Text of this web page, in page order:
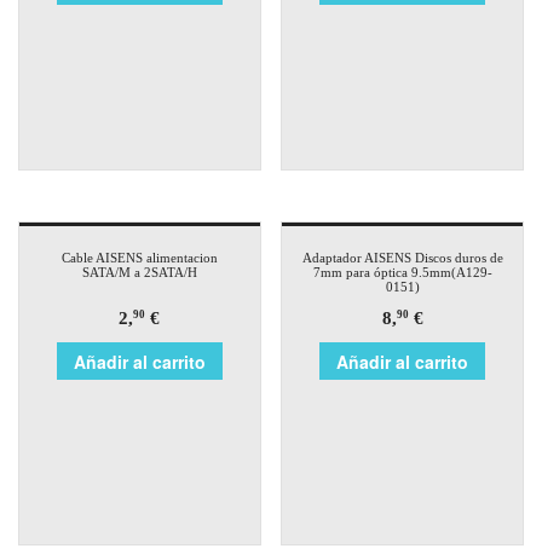
Cable AISENS alimentacion
SATA/M a 2SATA/H
2,90 €
Añadir al carrito
Adaptador AISENS Discos duros de
7mm para óptica 9.5mm(A129-
0151)
8,90€
Añadir al carrito